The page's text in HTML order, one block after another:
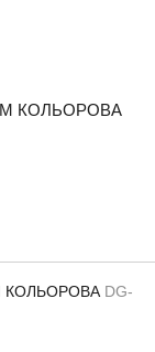
ТМ КОЛЬОРОВА